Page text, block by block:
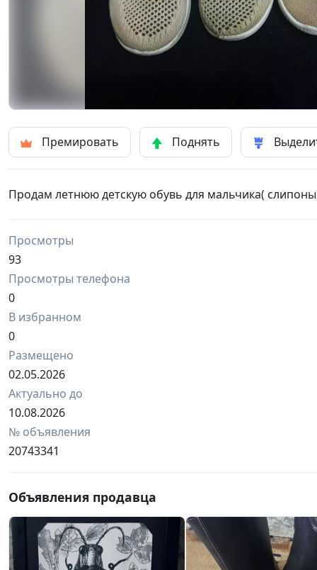
Премировать Поднять
Продам летнюю детскую обувь для мальчика(
Просмотры
93
Просмотры телефона
0
В избранном
0
Размещено
02.05.2026
Актуально до
10.08.2026
№ объявления
20743341
Объявления продавца